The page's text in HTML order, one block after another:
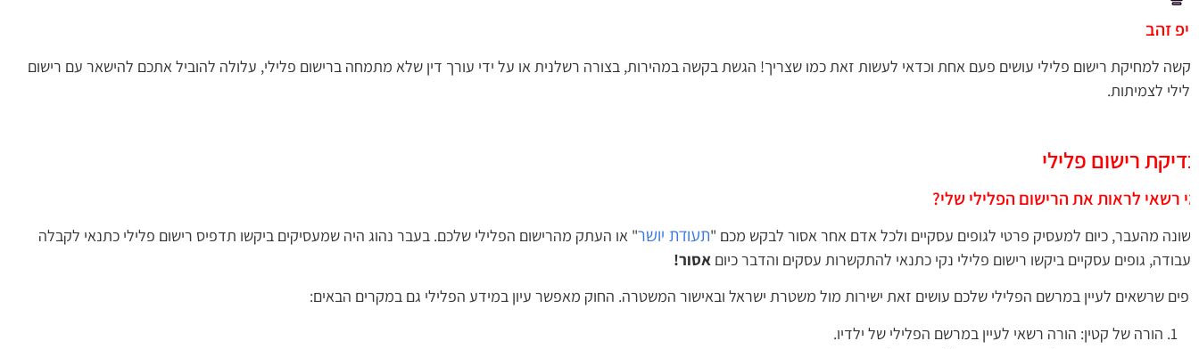
זהב
למחיקת רישום פלילי עושים פעם אחת וכדאי לעשות זאת כמו שצריך! הגשת בקשה במהירות, בצורה רשלנית או על ידי עורך דין שלא מתמחה ברישום פלילי, עלולה להוביל אתכם להישאר עם רישום
לצמיתות.
רישום פלילי
רשאי לראות את הרישום הפלילי שלי?
מהעבר, כיום למעסיק פרטי לגופים עסקיים ולכל אדם אחר אסור לבקש מכם " תעודת יושר" או העתק מהרישום הפלילי שלכם. בעבר נהוג היה שמעסיקים ביקשו תדפיס רישום פלילי כתנאי לקבלה
גופים עסקיים ביקשו רישום פלילי נקי כתנאי להתקשרות עסקים והדבר כיוםאסור!
שרשאים לעיין במרשם הפלילי שלכם עושים זאת ישירות מול משטרת ישראל ובאישור המשטרה. החוק מאפשר עיון במידע הפלילי גם במקרים הבאים:
הורה של קטין: הורה רשאי לעיין במרשם הפלילי של ילדיו.